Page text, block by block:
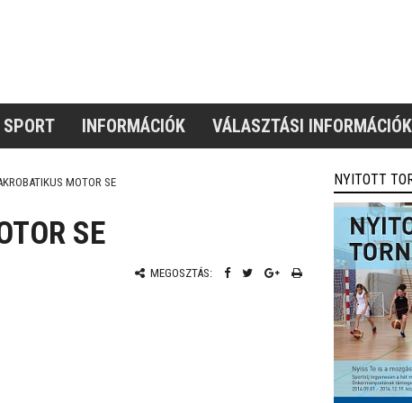
SPORT INFORMÁCIÓK VÁLASZTÁSI INFORMÁCIÓK
MOTOR SE
SE
MEGOSZTÁS:
NYITOTT